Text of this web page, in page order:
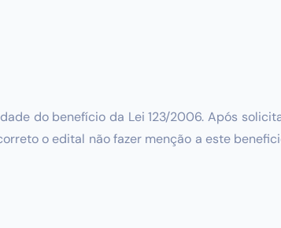
do benefício da Lei 123/2006. Após
o edital não fazer menção a este